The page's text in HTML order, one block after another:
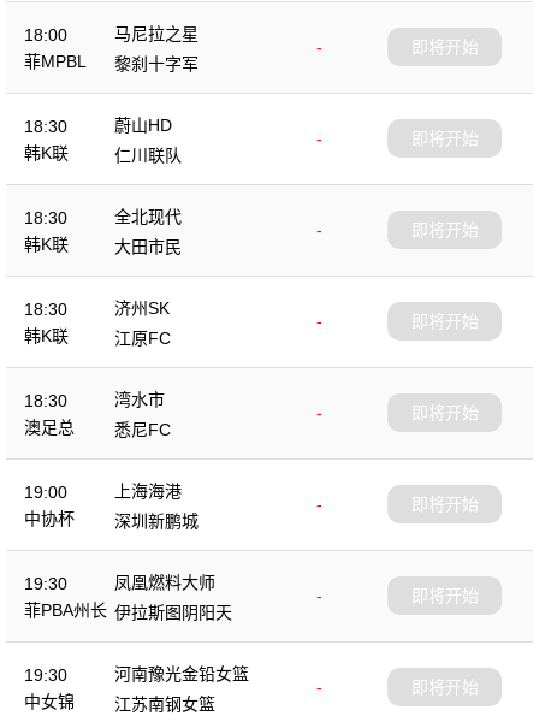
18:00
菲MPBL
马尼拉之星
-
黎刹十字军
即将开始
18:30
韩K联
蔚山HD
-
仁川联队
即将开始
18:30
韩K联
全北现代
-
大田市民
即将开始
18:30
韩K联
济州SK
-
江原FC
即将开始
18:30
澳足总
湾水市
-
悉尼FC
即将开始
19:00
中协杯
上海海港
-
深圳新鹏城
即将开始
19:30
菲PBA州长
凤凰燃料大师
-
伊拉斯图阴阳天
即将开始
19:30
中女锦
河南豫光金铅女篮
-
江苏南钢女篮
即将开始